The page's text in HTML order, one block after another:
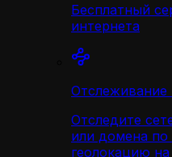
Бесплатный
интернета
Отслеживание
Отследите
или домена по
геолокацию